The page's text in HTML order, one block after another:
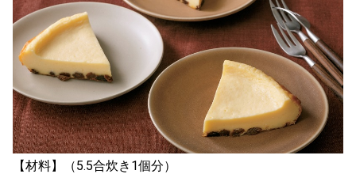
【材料】（5.5合炊き1個分）